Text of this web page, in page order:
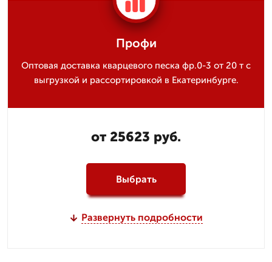
Профи
Оптовая доставка кварцевого песка фр.0-3 от 20 т с
выгрузкой и рассортировкой в Екатеринбурге.
от 25623 руб.
Выбрать
Развернуть подробности